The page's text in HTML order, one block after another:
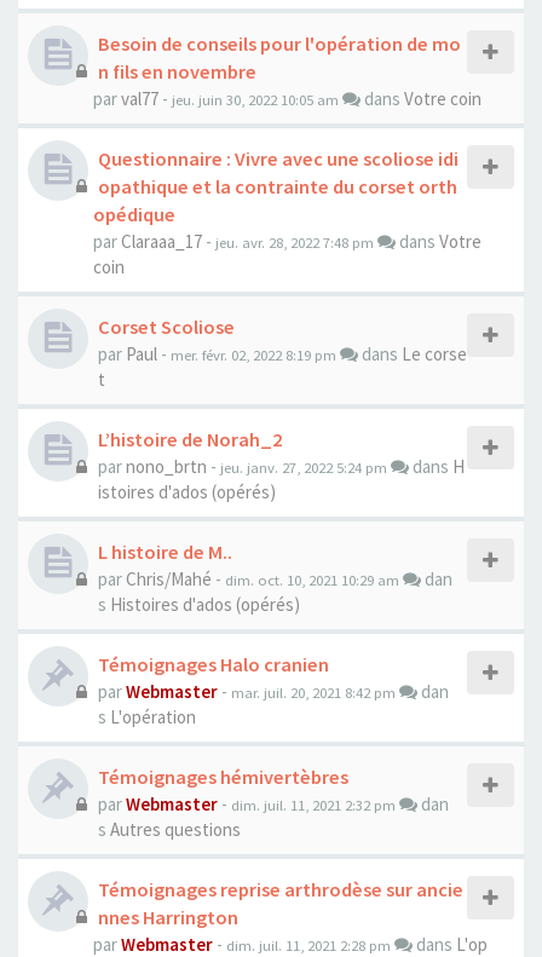
Besoin de conseils pour l'opération de mo
n fils en novembre
parval77 - jeu. juin 30, 2022 10:05 am dans Votre coin
Questionnaire : Vivre avec une scoliose idi
opathique et la contrainte du corset orth
opédique
parClaraaa_17 - jeu. avr. 28, 2022 7:48 pm dans Votre
coin
Corset Scoliose
par Paul - mer. févr. 02, 2022 8:19 pm dans Le corse
t
L’histoire de Norah_2
parnono_brtn - jeu. janv. 27, 2022 5:24 pm dans H
istoires d'ados (opérés)
L histoire de M..
par Chris/Mahé - dim. oct. 10, 2021 10:29 am
dan
s Histoires d'ados (opérés)
Témoignages Halo cranien
parWebmaster - mar. juil. 20, 2021 8:42 pm
dan
s L'opération
Témoignages hémivertèbres
parWebmaster - dim. juil. 11, 2021 2:32 pm
dan
s Autres questions
Témoignages reprise arthrodèse sur ancie
nnes Harrington
parWebmaster - dim. juil. 11, 2021 2:28 pm dans L'op